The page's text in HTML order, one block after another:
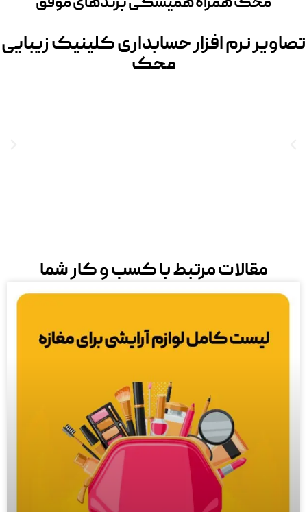
تصاویر نرم افزار حسابداری کلینیک زیبایی
محک
مقالات مرتبط با کسب و کار شما